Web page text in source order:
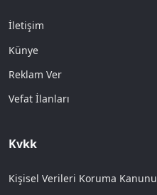
İletişim
Künye
Reklam Ver
Vefat İlanları
Kvkk
Kişisel Verileri Koruma Kanunu